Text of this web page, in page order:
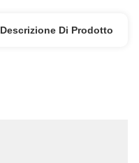
Descrizione Di Prodotto